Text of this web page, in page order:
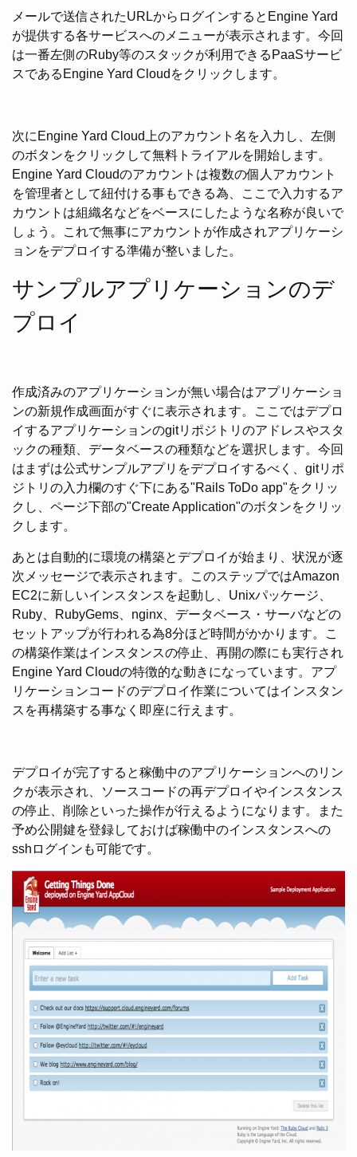
メールで送信されたURLからログインするとEngine Yard
が提供する各サービスへのメニューが表示されます。今回
は一番左側のRuby等のスタックが利用できるPaaSサービ
スであるEngine Yard Cloudをクリックします。
次にEngine Yard Cloud上のアカウント名を入力し、左側
のボタンをクリックして無料トライアルを開始します。
Engine Yard Cloudのアカウントは複数の個人アカウント
を管理者として紐付ける事もできる為、ここで入力するア
カウントは組織名などをベースにしたような名称が良いで
しょう。これで無事にアカウントが作成されアプリケーシ
ョンをデプロイする準備が整いました。
サンプルアプリケーションのデ
プロイ
作成済みのアプリケーションが無い場合はアプリケーショ
ンの新規作成画面がすぐに表示されます。ここではデプロ
イするアプリケーションのgitリポジトリのアドレスやスタ
ックの種類、データベースの種類などを選択します。今回
はまずは公式サンプルアプリをデプロイするべく、gitリポ
ジトリの入力欄のすぐ下にある"Rails ToDo app"をクリッ
クし、ページ下部の"Create Application"のボタンをクリッ
クします。
あとは自動的に環境の構築とデプロイが始まり、状況が逐
次メッセージで表示されます。このステップではAmazon
EC2に新しいインスタンスを起動し、Unixパッケージ、
Ruby、RubyGems、nginx、データベース・サーバなどの
セットアップが行われる為8分ほど時間がかかります。こ
の構築作業はインスタンスの停止、再開の際にも実行され
Engine Yard Cloudの特徴的な動きになっています。アプ
リケーションコードのデプロイ作業についてはインスタン
スを再構築する事なく即座に行えます。
デプロイが完了すると稼働中のアプリケーションへのリン
クが表示され、ソースコードの再デプロイやインスタンス
の停止、削除といった操作が行えるようになります。また
予め公開鍵を登録しておけば稼働中のインスタンスへの
sshログインも可能です。